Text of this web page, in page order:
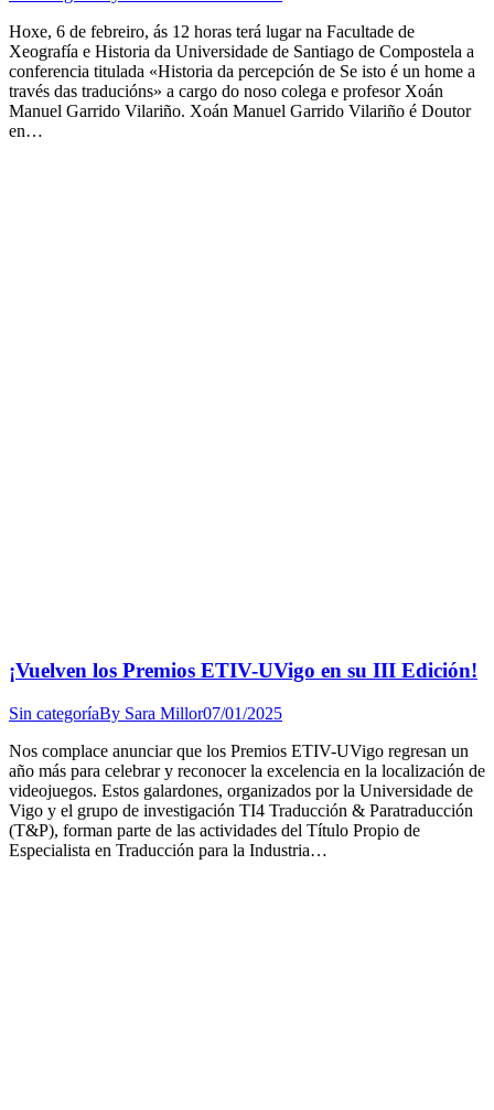
Hoxe, 6 de febreiro, ás 12 horas terá lugar na Facultade de
Xeografía e Historia da Universidade de Santiago de Compostela a
conferencia titulada «Historia da percepción de Se isto é un home a
través das traducións» a cargo do noso colega e profesor Xoán
Manuel Garrido Vilariño. Xoán Manuel Garrido Vilariño é Doutor
en…
¡Vuelven los Premios ETIV-UVigo en su III Edición!
Sin categoríaBy Sara Millor07/01/2025
Nos complace anunciar que los Premios ETIV-UVigo regresan un
año más para celebrar y reconocer la excelencia en la localización de
videojuegos. Estos galardones, organizados por la Universidade de
Vigo y el grupo de investigación TI4 Traducción & Paratraducción
(T&P), forman parte de las actividades del Título Propio de
Especialista en Traducción para la Industria…